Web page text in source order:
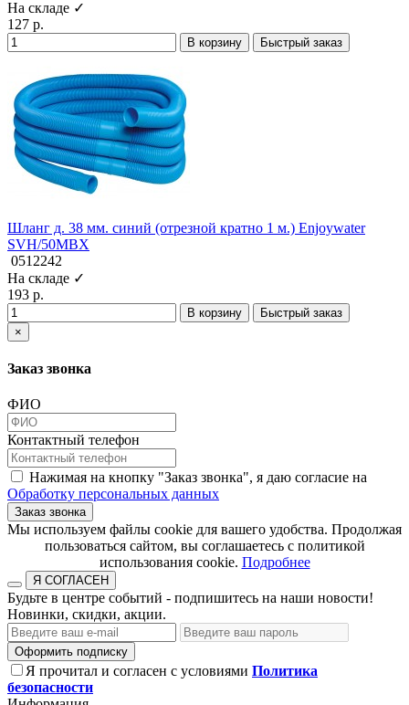
На складе ✓
127 р.
В корзину Быстрый заказ
Шланг д. 38 мм. синий (отрезной кратно 1 м.) Enjoywater
SVH/50MBX
0512242
На складе ✓
193 р.
В корзину
Быстрый заказ
×
Заказ звонка
ФИО
Контактный телефон
Нажимая на кнопку "Заказ звонка", я даю согласие на
Обработку персональных данных
Заказ звонка
​​​​​​​Мы используем файлы cookie для вашего удобства. Продолжая
пользоваться сайтом, вы соглашаетесь с политикой
использования cookie.​​​​​​​ Подробнее
Я СОГЛАСЕН
Будьте в центре событий - подпишитесь на наши новости!
Новинки, скидки, акции.
Оформить подписку
Я прочитал и согласен с условиями Политика
безопасности